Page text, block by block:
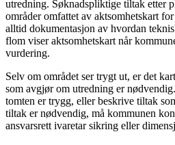
utredning. Søknadspliktige tiltak etter
områder omfattet av aktsomhetskart
alltid dokumentasjon av hvordan
flom viser aktsomhetskart når
vurdering.
Selv om området ser trygt ut, er det
som avgjør om utredning er
tomten er trygg, eller beskrive tiltak
tiltak er nødvendig, må kommunen
ansvarsrett ivaretar sikring eller